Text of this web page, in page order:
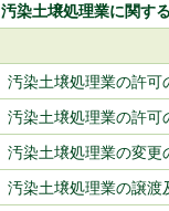
汚染土壌処理業に関す
汚染土壌処理業の許可
汚染土壌処理業の許可
汚染土壌処理業の変更
汚染土壌処理業の譲渡